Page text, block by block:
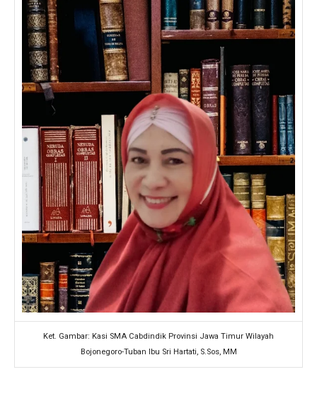
Ket. Gambar: Kasi SMA Cabdindik Provinsi Jawa Timur Wilayah
Bojonegoro-Tuban Ibu Sri Hartati, S.Sos, MM